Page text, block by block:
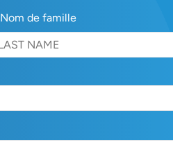
Nom de famille